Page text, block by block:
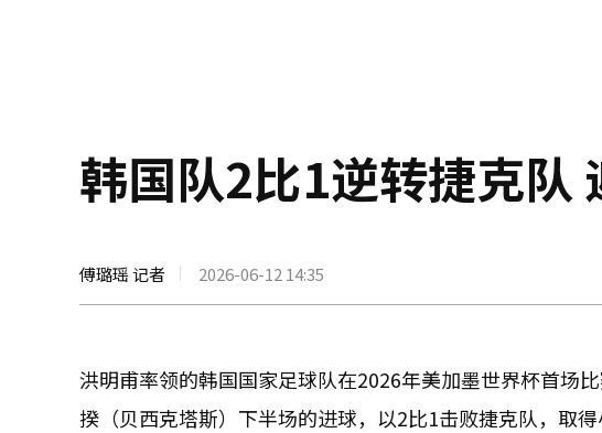
韩国队2比1逆转捷克队
傅璐瑶 记者 2026-06-12 14:35
洪明甫率领的韩国国家足球队在2026年美加墨世界杯首场
揆（贝西克塔斯）下半场的进球，以2比1击败捷克队，取得